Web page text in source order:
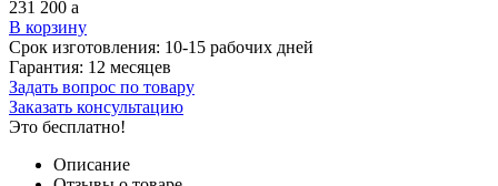
231 200 a
В корзину
Срок изготовления: 10-15 рабочих дней
Гарантия: 12 месяцев
Задать вопрос по товару
Заказать консультацию
Это бесплатно!
Описание